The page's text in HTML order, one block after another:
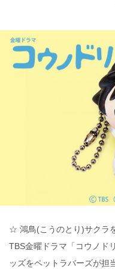
☆ 鴻鳥(こうのとり)サクラ
TBS金曜ドラマ「コウノド
ッズをペットラバーズが担